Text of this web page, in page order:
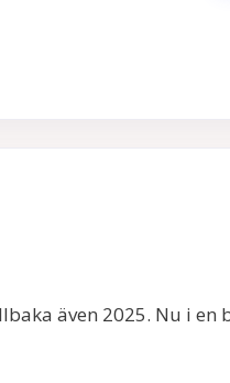
även 2025. Nu i en